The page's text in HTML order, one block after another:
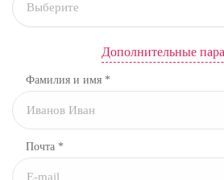
Выберите
Дополнительные
Фамилия и имя *
Почта *